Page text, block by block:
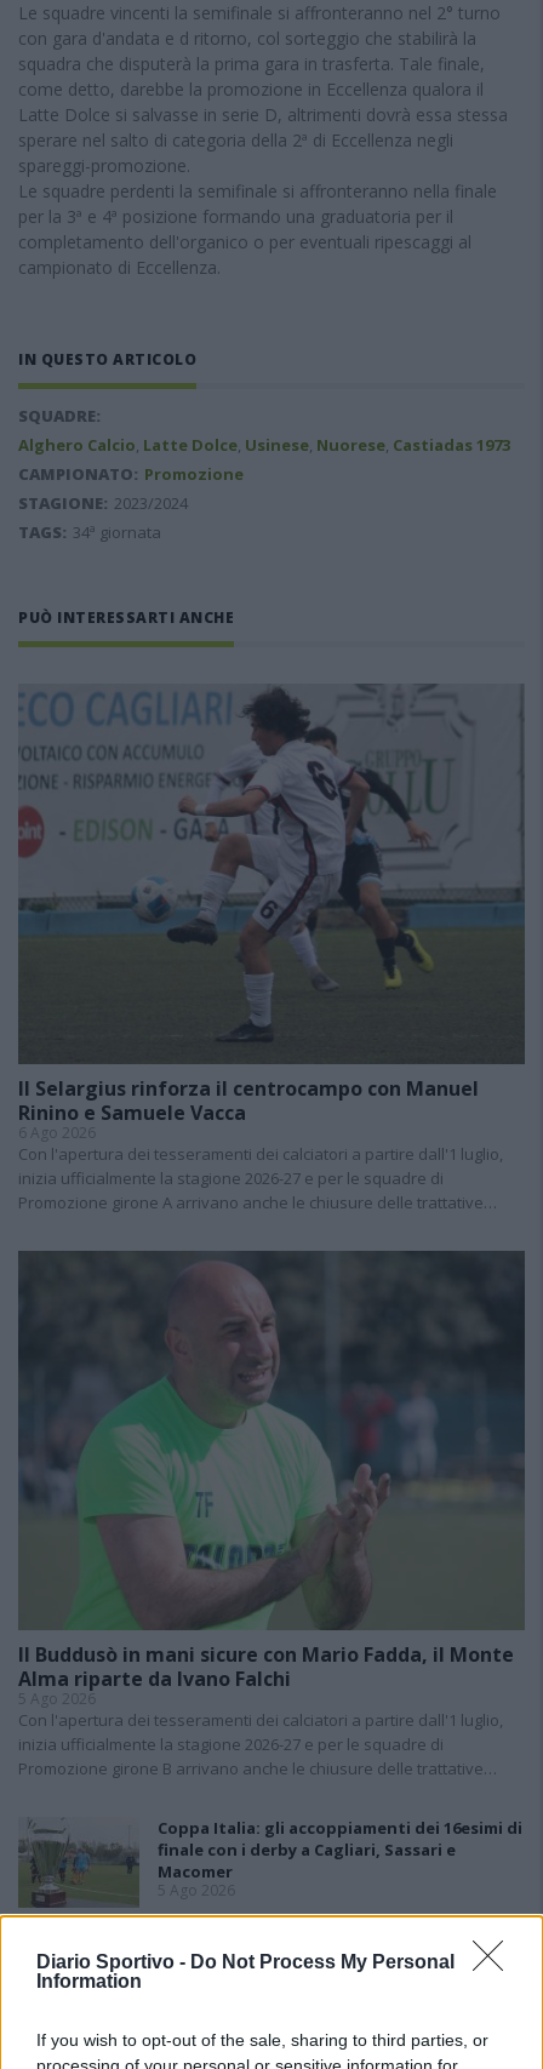
Diario Sportivo - Do Not Process My Personal
Information
If you wish to opt-out of the sale, sharing to third parties, or
processing of your personal or sensitive information for
Le squadre vincenti la semifinale si affronteranno nel 2° turno
con gara d'andata e d ritorno, col sorteggio che stabilirà la
squadra che disputerà la prima gara in trasferta. Tale finale,
come detto, darebbe la promozione in Eccellenza qualora il
Latte Dolce si salvasse in serie D, altrimenti dovrà essa stessa
sperare nel salto di categoria della 2ª di Eccellenza negli
spareggi-promozione.
Le squadre perdenti la semifinale si affronteranno nella finale
per la 3ª e 4ª posizione formando una graduatoria per il
completamento dell'organico o per eventuali ripescaggi al
campionato di Eccellenza.
IN QUESTO ARTICOLO
SQUADRE:
Alghero Calcio, Latte Dolce, Usinese, Nuorese, Castiadas 1973
CAMPIONATO: Promozione
STAGIONE: 2023/2024
TAGS: 34ª giornata
PUÒ INTERESSARTI ANCHE
Il Selargius rinforza il centrocampo con Manuel
Rinino e Samuele Vacca
6 Ago 2026
Con l'apertura dei tesseramenti dei calciatori a partire dall'1 luglio,
inizia ufficialmente la stagione 2026-27 e per le squadre di
Promozione girone A arrivano anche le chiusure delle trattative…
Il Buddusò in mani sicure con Mario Fadda, il Monte
Alma riparte da Ivano Falchi
5 Ago 2026
Con l'apertura dei tesseramenti dei calciatori a partire dall'1 luglio,
inizia ufficialmente la stagione 2026-27 e per le squadre di
Promozione girone B arrivano anche le chiusure delle trattative…
Coppa Italia: gli accoppiamenti dei 16esimi di
finale con i derby a Cagliari, Sassari e
Macomer
5 Ago 2026
Colpo dell'Uta con Pisano e arriva anche
Serra, tripletta Cus Cagliari con Piroddi,
Il Coghinas ancora più forte con Sechi e